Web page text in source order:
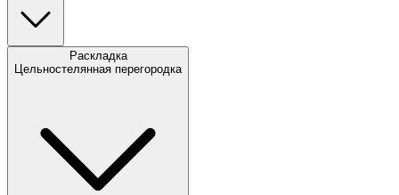
Раскладка
Цельностелянная перегородка